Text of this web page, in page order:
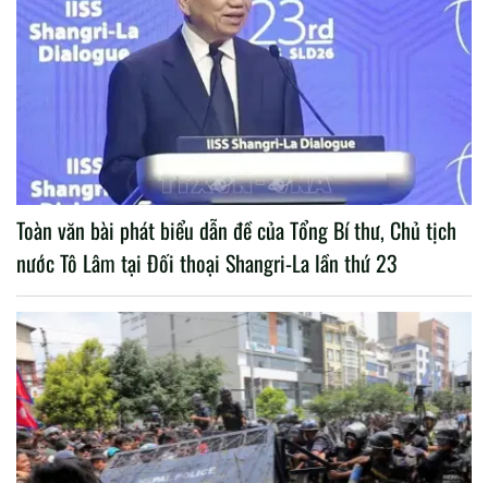
Toàn văn bài phát biểu dẫn đề của Tổng Bí thư, Chủ tịch
nước Tô Lâm tại Đối thoại Shangri-La lần thứ 23